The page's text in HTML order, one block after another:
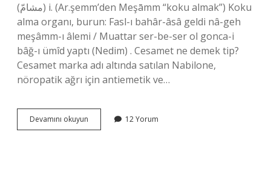
(ﻣﺸﺎﻡّ) i. (Ar.şemm’den Meşāmm “koku almak”) Koku
alma organı, burun: Fasl-ı bahâr-âsâ geldi nâ-geh
meşâmm-ı âlemi / Muattar ser-be-ser ol gonca-i
bâğ-ı ümîd yaptı (Nedim) . Cesamet ne demek tip?
Cesamet marka adı altında satılan Nabilone,
nöropatik ağrı için antiemetik ve…
Devamını okuyun Cesamet
Ne
12 Yorum